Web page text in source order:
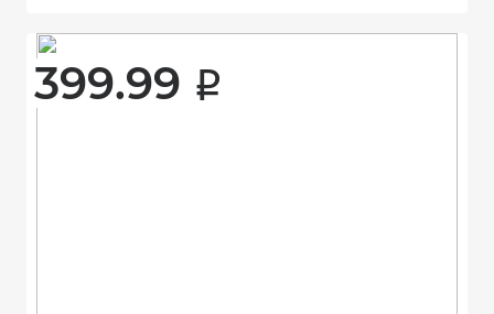
399.99 i